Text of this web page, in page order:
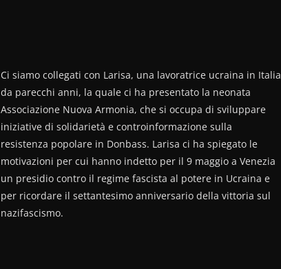
Ci siamo collegati con Larisa, una lavoratrice ucraina in Italia
da parecchi anni, la quale ci ha presentato la neonata
Associazione Nuova Armonia, che si occupa di sviluppare
iniziative di solidarietà e controinformazione sulla
resistenza popolare in Donbass. Larisa ci ha spiegato le
motivazioni per cui hanno indetto per il 9 maggio a Venezia
un presidio contro il regime fascista al potere in Ucraina e
per ricordare il settantesimo anniversario della vittoria sul
nazifascismo.